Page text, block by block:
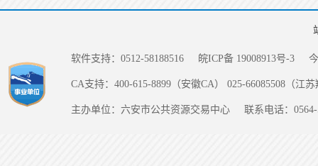
软件支持：0512-58188516 皖ICP备 19008913号-3
CA支持：400-615-8899（安徽CA） 025-66085508（江
主办单位：六安市公共资源交易中心 联系电话：0564-